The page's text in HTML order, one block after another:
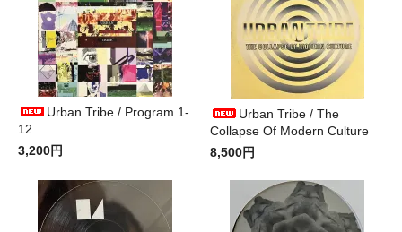
Urban Tribe / Program 1-
12
3,200円
Urban Tribe / The
Collapse Of Modern Culture
8,500円